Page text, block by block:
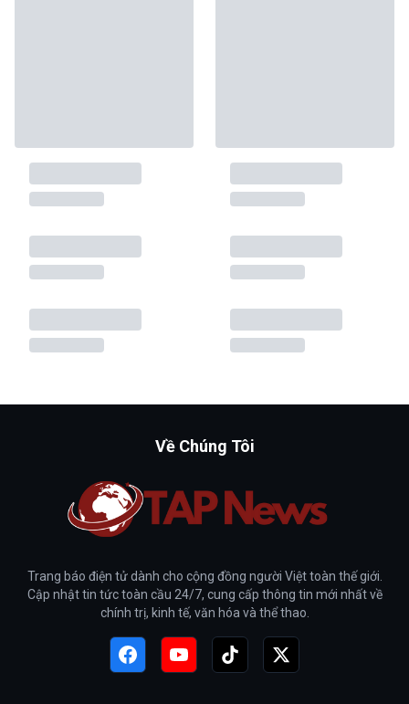
Về Chúng Tôi
Trang báo điện tử dành cho cộng đồng người Việt toàn thế giới.
Cập nhật tin tức toàn cầu 24/7, cung cấp thông tin mới nhất về
chính trị, kinh tế, văn hóa và thể thao.